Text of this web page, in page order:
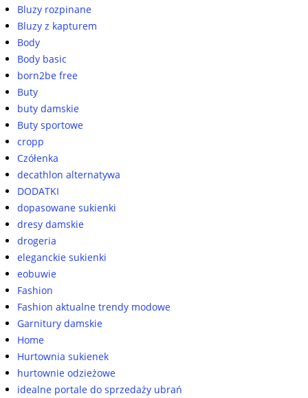
Bluzy rozpinane
Bluzy z kapturem
Body
Body basic
born2be free
Buty
buty damskie
Buty sportowe
cropp
Czółenka
decathlon alternatywa
DODATKI
dopasowane sukienki
dresy damskie
drogeria
eleganckie sukienki
eobuwie
Fashion
Fashion aktualne trendy modowe
Garnitury damskie
Home
Hurtownia sukienek
hurtownie odzieżowe
idealne portale do sprzedaży ubrań